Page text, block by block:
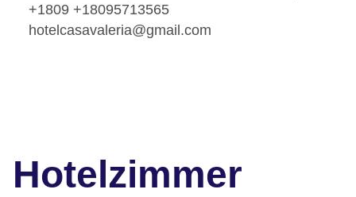
+1809 +18095713565
hotelcasavaleria@gmail.com
Hotelzimmer